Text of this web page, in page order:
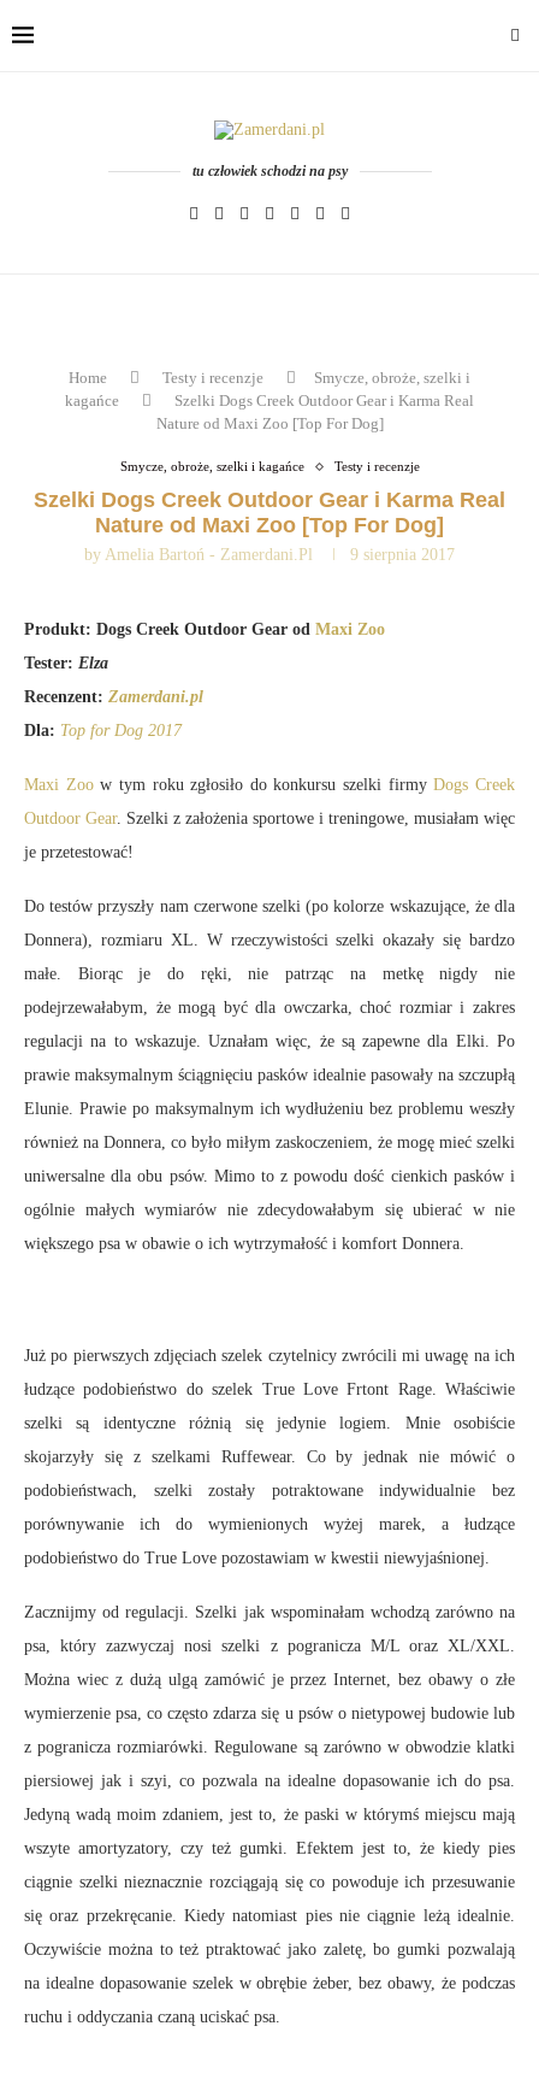
tu człowiek schodzi na psy
Home Testy i recenzje
Smycze, obroże, szelki i
kagańce
Szelki Dogs Creek Outdoor Gear i Karma Real
Nature od Maxi Zoo [Top For Dog]
Smycze, obroże, szelki i kagańce Testy i recenzje
Szelki Dogs Creek Outdoor Gear i Karma Real
Nature od Maxi Zoo [Top For Dog]
by Amelia Bartoń - Zamerdani.pl 9 sierpnia 2017
Produkt: Dogs Creek Outdoor Gear od Maxi Zoo
Tester: Elza
Recenzent: Zamerdani.pl
Dla: Top for Dog 2017
Maxi Zoow tym roku zgłosiło do konkursu szelki firmyDogs Creek
Outdoor Gear. Szelki z założenia sportowe i treningowe, musiałam więc
je przetestować!
Do testów przyszły nam czerwone szelki (po kolorze wskazujące, że dla
Donnera), rozmiaru XL. W rzeczywistości szelki okazały się bardzo
małe. Biorąc je do ręki, nie patrząc na metkę nigdy nie
podejrzewałabym, że mogą być dla owczarka, choć rozmiar i zakres
regulacji na to wskazuje. Uznałam więc, że są zapewne dla Elki. Po
prawie maksymalnym ściągnięciu pasków idealnie pasowały na szczupłą
Elunie. Prawie po maksymalnym ich wydłużeniu bez problemu weszły
również na Donnera, co było miłym zaskoczeniem, że mogę mieć szelki
uniwersalne dla obu psów. Mimo to z powodu dość cienkich pasków i
ogólnie małych wymiarów nie zdecydowałabym się ubierać w nie
większego psa w obawie o ich wytrzymałość i komfort Donnera.
Już po pierwszych zdjęciach szelek czytelnicy zwrócili mi uwagę na ich
łudzące podobieństwo do szelek True Love Frtont Rage. Właściwie
szelki są identyczne różnią się jedynie logiem. Mnie osobiście
skojarzyły się z szelkami Ruffewear. Co by jednak nie mówić o
podobieństwach, szelki zostały potraktowane indywidualnie bez
porównywanie ich do wymienionych wyżej marek, a łudzące
podobieństwo do True Love pozostawiam w kwestii niewyjaśnionej.
Zacznijmy od regulacji. Szelki jak wspominałam wchodzą zarówno na
psa, który zazwyczaj nosi szelki z pogranicza M/L oraz XL/XXL.
Można wiec z dużą ulgą zamówić je przez Internet, bez obawy o złe
wymierzenie psa, co często zdarza się u psów o nietypowej budowie lub
z pogranicza rozmiarówki. Regulowane są zarówno w obwodzie klatki
piersiowej jak i szyi, co pozwala na idealne dopasowanie ich do psa.
Jedyną wadą moim zdaniem, jest to, że paski w którymś miejscu mają
wszyte amortyzatory, czy też gumki. Efektem jest to, że kiedy pies
ciągnie szelki nieznacznie rozciągają się co powoduje ich przesuwanie
się oraz przekręcanie. Kiedy natomiast pies nie ciągnie leżą idealnie.
Oczywiście można to też ptraktować jako zaletę, bo gumki pozwalają
na idealne dopasowanie szelek w obrębie żeber, bez obawy, że podczas
ruchu i oddyczania czaną uciskać psa.